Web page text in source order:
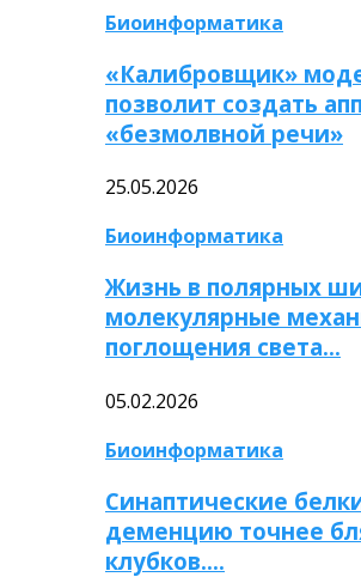
Биоинформатика
«Калибровщик»
позволит создать
«безмолвной речи»
25.05.2026
Биоинформатика
Жизнь в полярных
молекулярные
поглощения света…
05.02.2026
Биоинформатика
Синаптические
деменцию точнее
клубков….